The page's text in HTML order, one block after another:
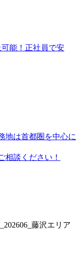
可能！正社員で安
地は首都圏を中心に
相談ください！
藤沢エリア